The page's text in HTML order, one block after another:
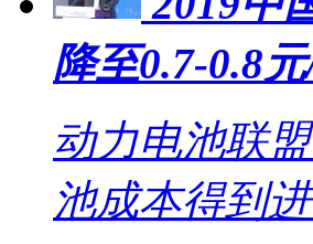
降至0.7-0.8
动力电池联
池成本得到